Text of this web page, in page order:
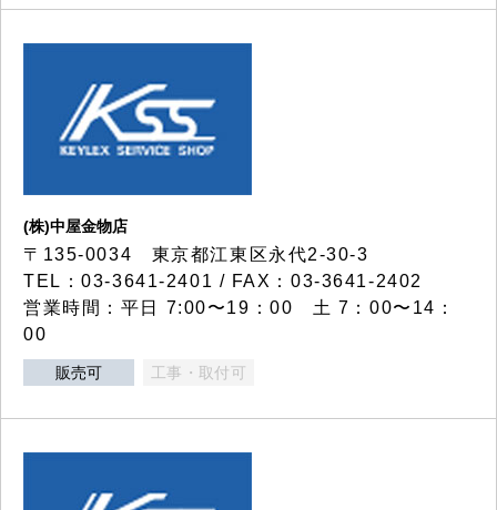
(株)中屋金物店
〒135-0034 東京都江東区永代2-30-3
TEL：03-3641-2401 / FAX：03-3641-2402
営業時間：平日 7:00〜19：00 土 7：00〜14：
00
販売可 工事・取付可